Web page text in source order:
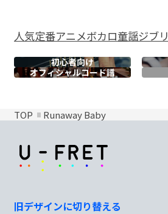
人気定番アニメボカロ童謡ジブリ
初心者向け
オフィシャルコード譜
TOP Runaway Baby
旧デザインに切り替える